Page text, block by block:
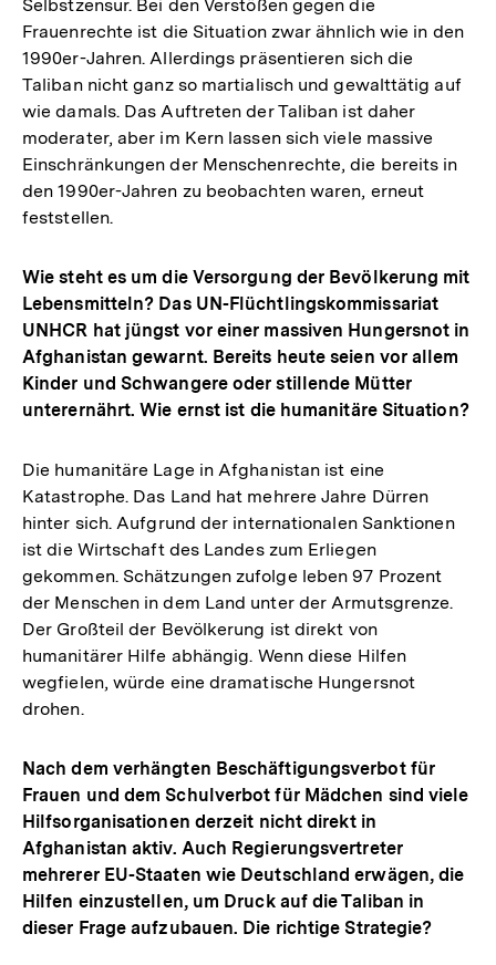
Selbstzensur. Bei den Verstößen gegen die
Frauenrechte ist die Situation zwar ähnlich wie in den
1990er-Jahren. Allerdings präsentieren sich die
Taliban nicht ganz so martialisch und gewalttätig auf
wie damals. Das Auftreten der Taliban ist daher
moderater, aber im Kern lassen sich viele massive
Einschränkungen der Menschenrechte, die bereits in
den 1990er-Jahren zu beobachten waren, erneut
feststellen.
Wie steht es um die Versorgung der Bevölkerung mit
Lebensmitteln? Das UN-Flüchtlingskommissariat
UNHCR hat jüngst vor einer massiven Hungersnot in
Afghanistan gewarnt. Bereits heute seien vor allem
Kinder und Schwangere oder stillende Mütter
unterernährt. Wie ernst ist die humanitäre Situation?
Die humanitäre Lage in Afghanistan ist eine
Katastrophe. Das Land hat mehrere Jahre Dürren
hinter sich. Aufgrund der internationalen Sanktionen
ist die Wirtschaft des Landes zum Erliegen
gekommen. Schätzungen zufolge leben 97 Prozent
der Menschen in dem Land unter der Armutsgrenze.
Der Großteil der Bevölkerung ist direkt von
humanitärer Hilfe abhängig. Wenn diese Hilfen
wegfielen, würde eine dramatische Hungersnot
drohen.
Nach dem verhängten Beschäftigungsverbot für
Frauen und dem Schulverbot für Mädchen sind viele
Hilfsorganisationen derzeit nicht direkt in
Afghanistan aktiv. Auch Regierungsvertreter
mehrerer EU-Staaten wie Deutschland erwägen, die
Hilfen einzustellen, um Druck auf die Taliban in
dieser Frage aufzubauen. Die richtige Strategie?